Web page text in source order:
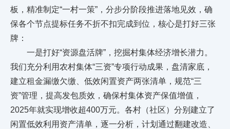
板，精准制定“一村一策”，分步分阶段推进落地见效，确
保各个节点提标任务不折不扣完成到位，核心是打好三张
牌：
一是打好“资源盘活牌”，挖掘村集体经济增长潜力。
我们充分利用农村集体“三资”专项行动成果，盘清家底，
建立租金漏缴欠缴、低效闲置资产两张清单，规范“三
资”管理，提高发包质效，确保村集体资产保值增值，
2025年就实现增收超400万元。各村（社区）分别建立了
闲置低效利用资产清单，逐一分析，计划通过翻建改造、